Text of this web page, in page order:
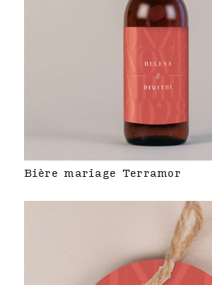
Bière mariage Terramor